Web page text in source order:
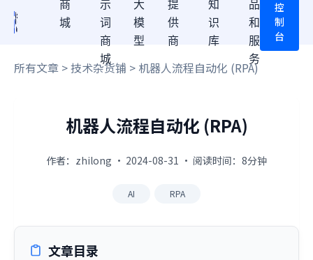
商
城
示
词
商
城
大
模
型
提
供
商
知
识
库
品
和
服
务
控
制
台
所有文章 >技术杂货铺 > 机器人流程自动化 (RPA)
机器人流程自动化 (RPA)
作者：zhilong · 2024-08-31 · 阅读时间：8分钟
AI RPA
文章目录